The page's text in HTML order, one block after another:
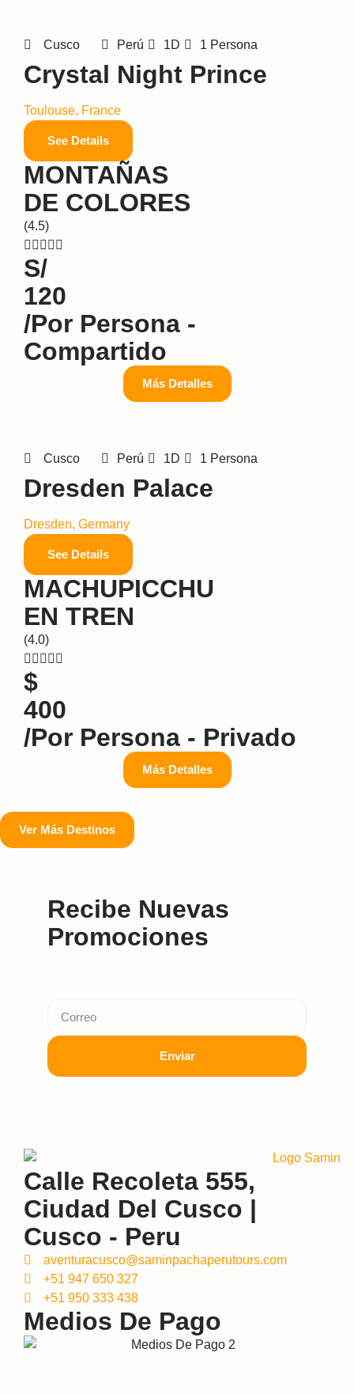
Perú 1D 1 Persona
Crystal Night Prince
Toulouse, France
See Details
MONTAÑAS
DE COLORES
(4.5)
    
S/
120
/por Persona -
Compartido
Más Detalles
Cusco
Perú 1D 1 Persona
Dresden Palace
Dresden, Germany
See Details
MACHUPICCHU
EN TREN
(4.0)
    
$
400
/por Persona - Privado
Más Detalles
Cusco
Ver Más Destinos
Recibe Nuevas
Promociones
Enviar
Calle Recoleta 555,
Ciudad Del Cusco |
Cusco - Peru
aventuracusco@saminpachaperutours.com
+51 947 650 327
+51 950 333 438
Medios De Pago